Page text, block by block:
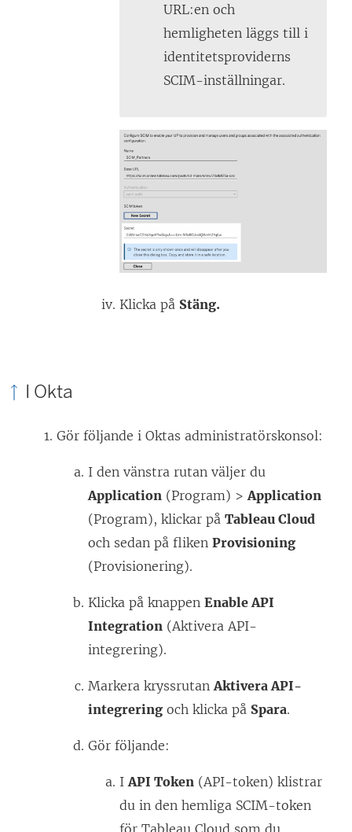
URL:en och
hemligheten läggs till i
identitetsproviderns
SCIM-inställningar.
Klicka på Stäng.
I Okta
Gör följande i Oktas administratörskonsol:
I den vänstra rutan väljer du
Application (Program) >Application
(Program), klickar på Tableau Cloud
och sedan på fliken Provisioning
(Provisionering).
Klicka på knappen Enable API
Integration (Aktivera API-
integrering).
Markera kryssrutanAktivera API-
integrering och klicka på Spara.
Gör följande:
IAPI Token (API-token) klistrar
du in den hemliga SCIM-token